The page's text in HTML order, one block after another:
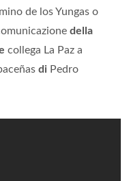
de los Yungas o
della
collega La Paz a
di Pedro